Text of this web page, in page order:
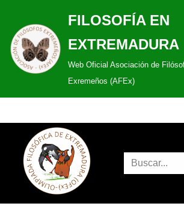
Saltar
al
contenido
FILOSOFÍA EN
EXTREMADURA
Web Oficial Asociación de
Exremeños (AFEx)